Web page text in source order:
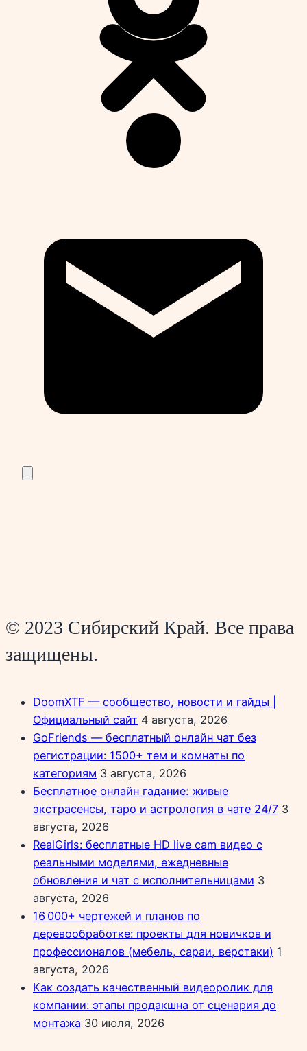
© 2023 Сибирский Край. Все права
защищены.
DoomXTF — сообщество, новости и гайды |
Официальный сайт 4 августа, 2026
GoFriends — бесплатный онлайн чат без
регистрации: 1500+ тем и комнаты по
категориям 3 августа, 2026
Бесплатное онлайн гадание: живые
экстрасенсы, таро и астрология в чате 24/7 3
августа, 2026
RealGirls: бесплатные HD live cam видео с
реальными моделями, ежедневные
обновления и чат с исполнительницами 3
августа, 2026
16 000+ чертежей и планов по
деревообработке: проекты для новичков и
профессионалов (мебель, сараи, верстаки) 1
августа, 2026
Как создать качественный видеоролик для
компании: этапы продакшна от сценария до
монтажа 30 июля, 2026